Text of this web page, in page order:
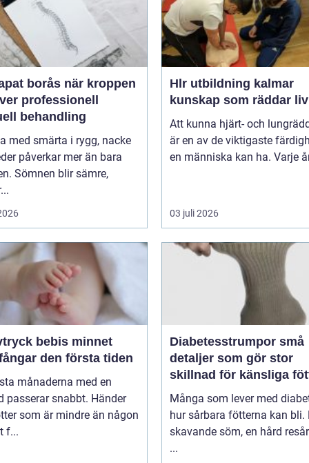
när kroppen
professionell
behandling
med smärta i rygg, nacke
påverkar mer än bara
Sömnen blir sämre,
Hlr utbildning kalmar
kunskap som räddar liv
Att kunna hjärt- och
är en av de viktigaste
en människa kan ha. Varje
03 juli 2026
bebis minnet
den första tiden
månaderna med en
passerar snabbt. Händer
som är mindre än någon
f...
Diabetesstrumpor små
detaljer som gör stor
skillnad för känsliga
Många som lever med
hur sårbara fötterna kan bli.
skavande söm, en hård
...